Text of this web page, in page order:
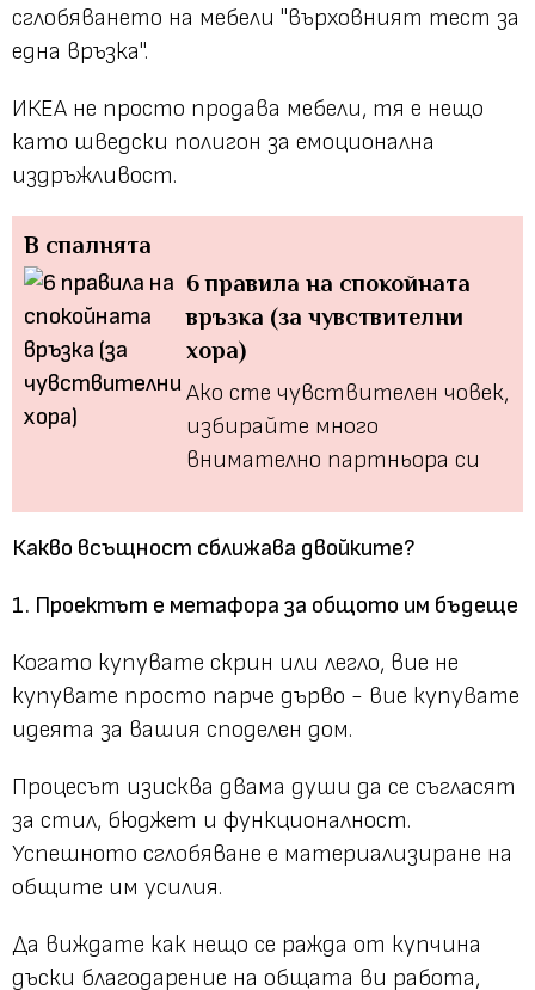
сглобяването на мебели "върховният тест за
една връзка".
ИКЕА не просто продава мебели, тя е нещо
като шведски полигон за емоционална
издръжливост.
В спалнята
6 правила на спокойната
връзка (за чувствителни
хора)
Ако сте чувствителен човек,
избирайте много
внимателно партньора си
Какво всъщност сближава двойките?
1. Проектът е метафора за общото им бъдеще
Когато купувате скрин или легло, вие не
купувате просто парче дърво - вие купувате
идеята за вашия споделен дом.
Процесът изисква двама души да се съгласят
за стил, бюджет и функционалност.
Успешното сглобяване е материализиране на
общите им усилия.
Да виждате как нещо се ражда от купчина
дъски благодарение на общата ви работа,